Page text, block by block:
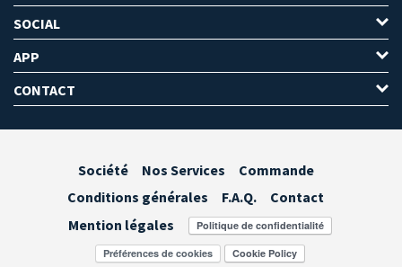
SOCIAL
APP
CONTACT
Société Nos Services
Commande
Conditions générales
F.A.Q.
Contact
Mention légales
Préférences de cookies